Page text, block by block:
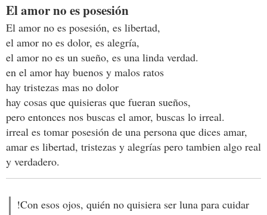
El amor no es posesión
El amor no es posesión, es libertad,
el amor no es dolor, es alegría,
el amor no es un sueño, es una linda verdad.
en el amor hay buenos y malos ratos
hay tristezas mas no dolor
hay cosas que quisieras que fueran sueños,
pero entonces nos buscas el amor, buscas lo irreal.
irreal es tomar posesión de una persona que dices amar,
amar es libertad, tristezas y alegrías pero tambien algo real
y verdadero.
!Con esos ojos, quién no quisiera ser luna para cuidar